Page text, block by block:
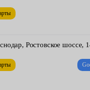
АКПП.
клиентом нашего
Ростовское шоссе,